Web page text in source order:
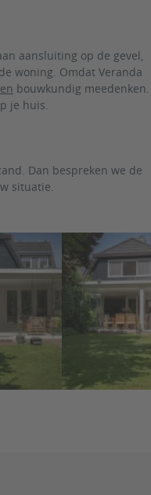
aansluiting op de gevel,
woning. Omdat Veranda
bouwkundig meedenken.
je huis.
Dan bespreken we de
situatie.